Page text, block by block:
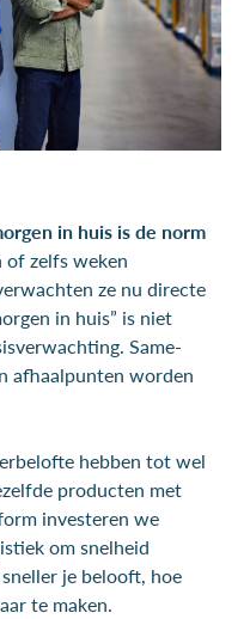
in huis is de norm
of zelfs weken
ze nu directe
in huis” is niet
Same-
afhaalpunten worden
hebben tot wel
producten met
investeren we
om snelheid
je belooft, hoe
te maken.